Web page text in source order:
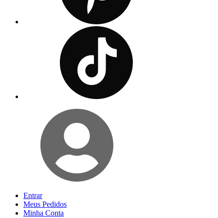
Entrar
Meus Pedidos
Minha Conta